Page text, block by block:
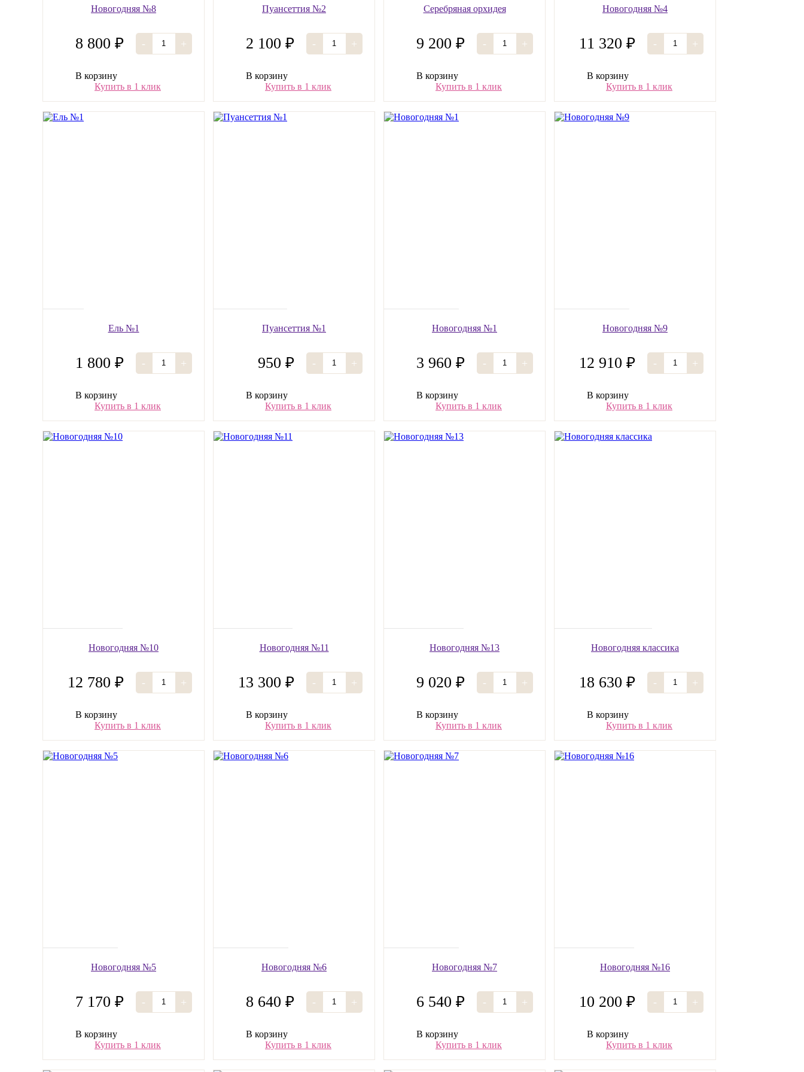
Новогодняя №8
8 800 ₽ - +
В корзину
Купить в 1 клик
Пуансеттия №2
2 100 ₽ - +
В корзину
Купить в 1 клик
Серебряная орхидея
9 200 ₽ - +
В корзину
Купить в 1 клик
Новогодняя №4
11 320 ₽ - +
В корзину
Купить в 1 клик
Ель №1
1 800 ₽ - +
В корзину
Купить в 1 клик
Пуансеттия №1
950 ₽ - +
В корзину
Купить в 1 клик
Новогодняя №1
3 960 ₽ - +
В корзину
Купить в 1 клик
Новогодняя №9
12 910 ₽ - +
В корзину
Купить в 1 клик
Новогодняя №10
12 780 ₽ - +
В корзину
Купить в 1 клик
Новогодняя №11
13 300 ₽ - +
В корзину
Купить в 1 клик
Новогодняя №13
9 020 ₽ - +
В корзину
Купить в 1 клик
Новогодняя классика
18 630 ₽ - +
В корзину
Купить в 1 клик
Новогодняя №5
7 170 ₽ - +
В корзину
Купить в 1 клик
Новогодняя №6
8 640 ₽ - +
В корзину
Купить в 1 клик
Новогодняя №7
6 540 ₽ - +
В корзину
Купить в 1 клик
Новогодняя №16
10 200 ₽ - +
В корзину
Купить в 1 клик